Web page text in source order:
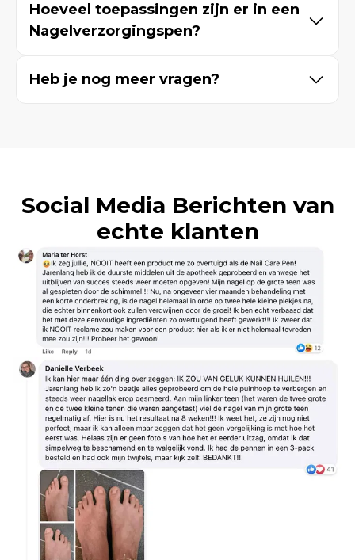
tussen de 4 en 8 maanden voordat de
oude nagel volledig is uitgegroeid en de
belangrijk dat je de Nagelverzorgingspen
gedurende deze tijd dagelijks gebruikt.
gemiddeld 3 – 5 werkdagen duurt. Voor
elk bedrag geldt gratis verzending.
Hoeveel toepassingen zijn er in een
Nagelverzorgingspen?
is een Nagelverzorgingspen gemiddeld
Heb je nog meer vragen?
Social Media Berichten van
echte klanten